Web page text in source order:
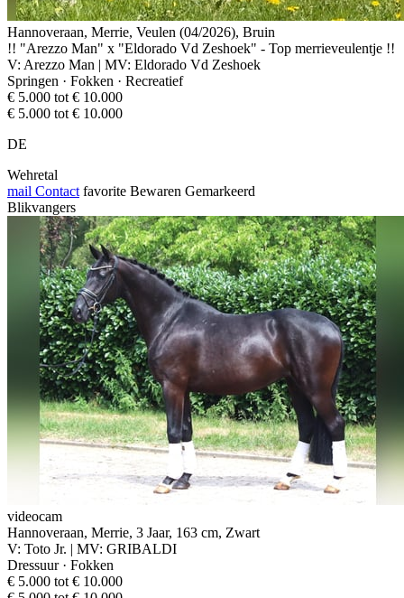
Hannoveraan, Merrie, Veulen (04/2026), Bruin
!! "Arezzo Man" x "Eldorado Vd Zeshoek" - Top merrieveulentje !!
V: Arezzo Man | MV: Eldorado Vd Zeshoek
Springen · Fokken · Recreatief
€ 5.000 tot € 10.000
€ 5.000 tot € 10.000
DE
Wehretal
mail Contact favorite Bewaren Gemarkeerd
Blikvangers
videocam
Hannoveraan, Merrie, 3 Jaar, 163 cm, Zwart
V: Toto Jr. | MV: GRIBALDI
Dressuur · Fokken
€ 5.000 tot € 10.000